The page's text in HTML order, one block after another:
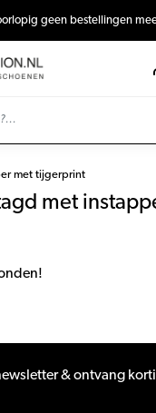
geen bestellingen
met tijgerprint
met
& ontvang